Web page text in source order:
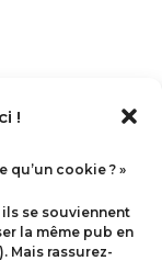
!
qu’un cookie ? »
se souviennent
la même pub en
Mais rassurez-